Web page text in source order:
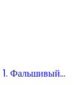
1. Фальшивый…